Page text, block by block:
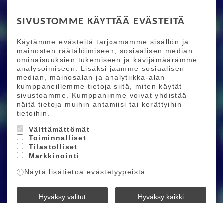
SIVUSTOMME KÄYTTÄÄ EVÄSTEITÄ
Käytämme evästeitä tarjoamamme sisällön ja
mainosten räätälöimiseen, sosiaalisen median
ominaisuuksien tukemiseen ja kävijämäärämme
analysoimiseen. Lisäksi jaamme sosiaalisen
median, mainosalan ja analytiikka-alan
kumppaneillemme tietoja siitä, miten käytät
sivustoamme. Kumppanimme voivat yhdistää
näitä tietoja muihin antamiisi tai kerättyihin
tietoihin.
Välttämättömät
Toiminnalliset
Tilastolliset
Markkinointi
Näytä lisätietoa evästetyypeistä.
Hyväksy valitut Hyväksy kaikki
Ride More – Pyöräkauppa ja pyörähuolto
Helsingissä
TILAA UUTISKIRJEEMME
Tilaamalla uutiskirjeemme saat uusimmat edut
suoraan sähköpostiisi.
Hyväksyn henkilötietojen tallentamisen (
Ride More © 2026